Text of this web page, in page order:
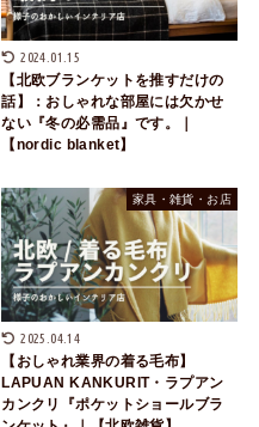
2024.01.15
【北欧ブランケットを推すだけの
話】：おしゃれな部屋には欠かせ
ない『冬の必需品』です。｜
【nordic blanket】
家具・雑貨・お店
2025.04.14
【おしゃれ業界の着る毛布】
LAPUAN KANKURIT・ラプアン
カンクリ『ポケットショールブラ